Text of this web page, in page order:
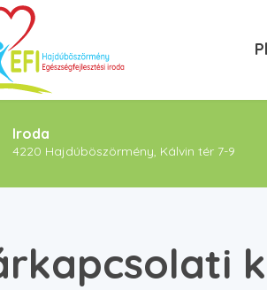
megnyitása
Iroda
4220 Hajdúböszörmény, Kálvin tér 7-9